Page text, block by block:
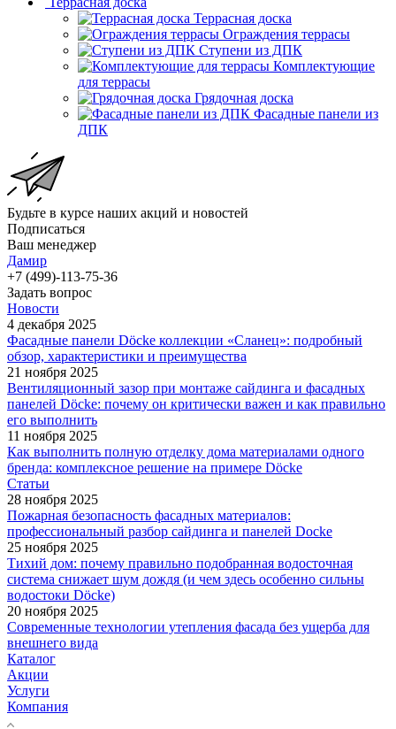
Террасная доска
Ограждения террасы
Ступени из ДПК
Комплектующие
для террасы
Грядочная доска
Фасадные панели из
ДПК
Будьте в курсе наших акций и новостей
Подписаться
Ваш менеджер
Дамир
+7 (499)-113-75-36
Задать вопрос
Новости
4 декабря 2025
Фасадные панели Döcke коллекции «Сланец»: подробный
обзор, характеристики и преимущества
21 ноября 2025
Вентиляционный зазор при монтаже сайдинга и фасадных
панелей Döcke: почему он критически важен и как правильно
его выполнить
11 ноября 2025
Как выполнить полную отделку дома материалами одного
бренда: комплексное решение на примере Döcke
Статьи
28 ноября 2025
Пожарная безопасность фасадных материалов:
профессиональный разбор сайдинга и панелей Docke
25 ноября 2025
Тихий дом: почему правильно подобранная водосточная
система снижает шум дождя (и чем здесь особенно сильны
водостоки Döcke)
20 ноября 2025
Современные технологии утепления фасада без ущерба для
внешнего вида
Каталог
Акции
Услуги
Компания